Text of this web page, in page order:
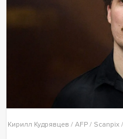
Кирилл Кудрявцев / AFP / Scanpix